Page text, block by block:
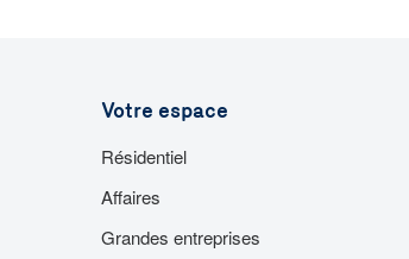
Votre espace
Résidentiel
Affaires
Grandes entreprises